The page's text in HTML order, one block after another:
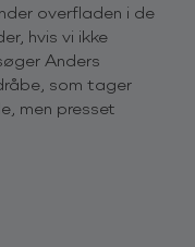
overfladen i de
hvis vi ikke
Anders
som tager
men presset